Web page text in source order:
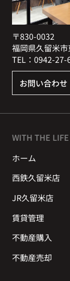
〒830-0032
福岡県久留米
TEL：0942-27-
お問い合わせ
WITH THE LIFE
ホーム
西鉄久留米店
JR久留米店
賃貸管理
不動産購入
不動産売却